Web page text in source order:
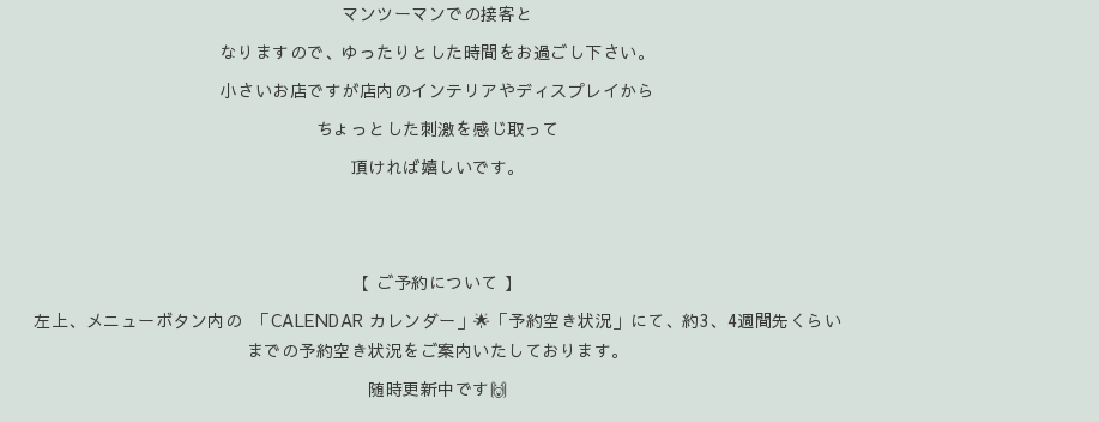
マンツーマンでの接客と
なりますので、ゆったりとした時間をお過ごし下さい。
小さいお店ですが店内のインテリアやディスプレイから
ちょっとした刺激を感じ取って
頂ければ嬉 しいです。
【 ご予約について 】
左上、メニューボタン内の 「CALENDAR カレンダー」🌟「予約空き状況」にて、約3、4週間先くらい
までの予約空き状況をご案内いたしております。
随時更新中です🙌